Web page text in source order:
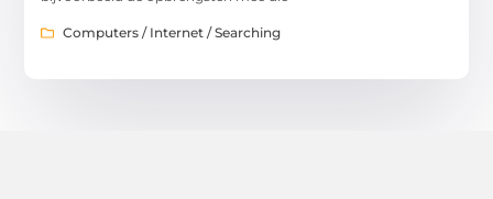
Computers / Internet / Searching